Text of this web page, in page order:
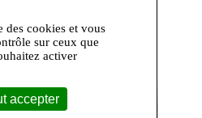
des cookies et vous
sur ceux que
activer
accepter